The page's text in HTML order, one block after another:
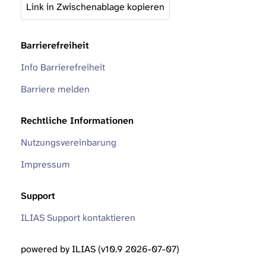
Link in Zwischenablage kopieren
Barrierefreiheit
Info Barrierefreiheit
Barriere melden
Rechtliche Informationen
Nutzungsvereinbarung
Impressum
Support
ILIAS Support kontaktieren
powered by ILIAS (v10.9 2026-07-07)